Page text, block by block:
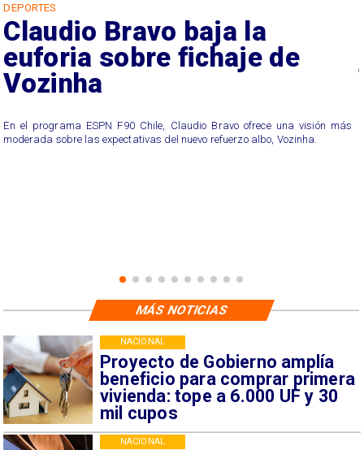
DEPORTES
Claudio Bravo baja la
euforia sobre fichaje de
Vozinha
En el programa ESPN F90 Chile, Claudio Bravo ofrece una visión más
moderada sobre las expectativas del nuevo refuerzo albo, Vozinha.
Proyecto de Gobierno amplía
beneficio para comprar primera
vivienda: tope a 6.000 UF y 30
mil cupos
NACIONAL
NACIONAL
MÁS NOTICIAS